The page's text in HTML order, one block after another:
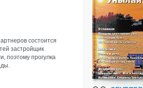
состоится
застройщик
поэтому прогулка